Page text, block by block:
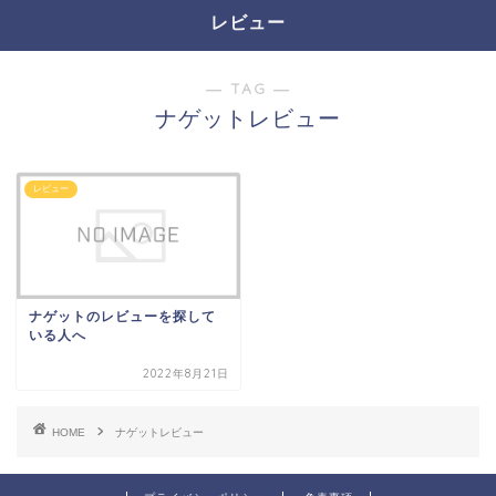
レビュー
― TAG ―
ナゲットレビュー
レビュー
ナゲットのレビューを探して
いる人へ
2022年8月21日
HOME ナゲットレビュー